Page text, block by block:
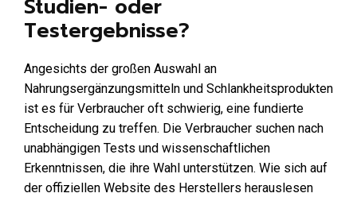
Studien- oder
Testergebnisse?
Angesichts der großen Auswahl an
Nahrungsergänzungsmitteln und Schlankheitsprodukten
ist es für Verbraucher oft schwierig, eine fundierte
Entscheidung zu treffen. Die Verbraucher suchen nach
unabhängigen Tests und wissenschaftlichen
Erkenntnissen, die ihre Wahl unterstützen. Wie sich auf
der offiziellen Website des Herstellers herauslesen